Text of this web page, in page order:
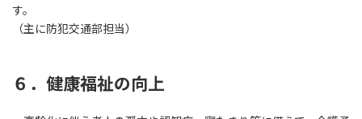
す。
（主に防犯交通部担当）
６．健康福祉の向上